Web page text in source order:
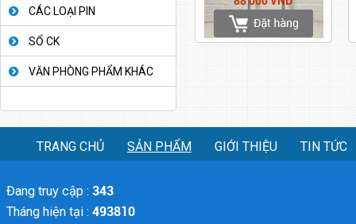
CÁC LOẠI PIN
SỔ CK
VĂN PHÒNG PHẨM KHÁC
TRANG CHỦ SẢN PHẨM GIỚI THIỆU TIN TỨC
Đang truy cập : 343
Tháng hiện tại : 493810